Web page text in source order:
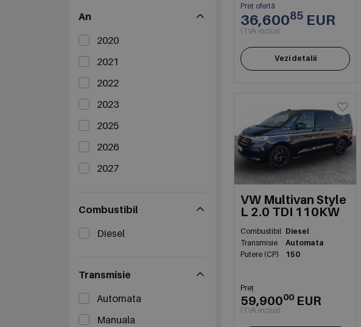
An
2020
2021
2022
2023
2025
2026
2027
Combustibil
Diesel
Transmisie
Automata
Manuala
Preț ofertă
36,60085 EUR
(TVA inclus)
Vezi detalii
VW Multivan Style
L 2.0 TDI 110KW
Combustibil Diesel
Transmisie
Automata
Putere (CP)
150
Preț
59,90000 EUR
(TVA inclus)